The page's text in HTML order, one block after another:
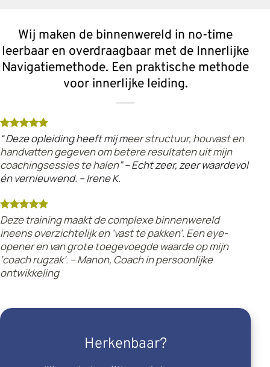
Wij maken de binnenwereld in no-time
leerbaar en overdraagbaar met de Innerlijke
Navigatiemethode. Een praktische methode
voor innerlijke leiding.
“ Deze opleiding heeft mij meer structuur, houvast en
handvatten gegeven om betere resultaten uit mijn
coachingsessies te halen” – Echt zeer, zeer waardevol
én vernieuwend. – Irene K.
Deze training maakt de complexe binnenwereld
ineens overzichtelijk en ‘vast te pakken’. Een eye-
opener en van grote toegevoegde waarde op mijn
‘coach rugzak’. – Manon, Coach in persoonlijke
ontwikkeling
Herkenbaar?